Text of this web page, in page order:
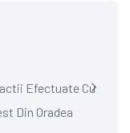
Efectuate Cu
Din Oradea